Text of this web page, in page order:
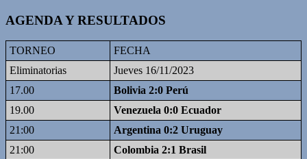
AGENDA Y RESULTADOS
TORNEO
FECHA
Eliminatorias
Jueves 16/11/2023
17.00
Bolivia 2:0 Perú
19.00
Venezuela 0:0 Ecuador
21:00
Argentina 0:2 Uruguay
21:00
Colombia 2:1 Brasil